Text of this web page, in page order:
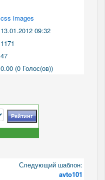
css images
13.01.2012 09:32
1171
47
0.00 (0 Голос(ов))
Следующий шаблон:
avto101